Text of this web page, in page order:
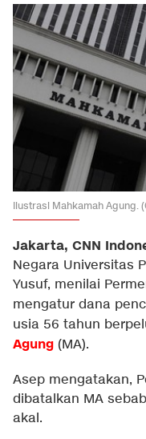
Ilustrasi Mahkamah Agung.
Jakarta, CNN
Negara Universitas
Yusuf, menilai
mengatur dana
usia 56 tahun
Agung (MA).
Asep mengatakan,
dibatalkan MA
akal.